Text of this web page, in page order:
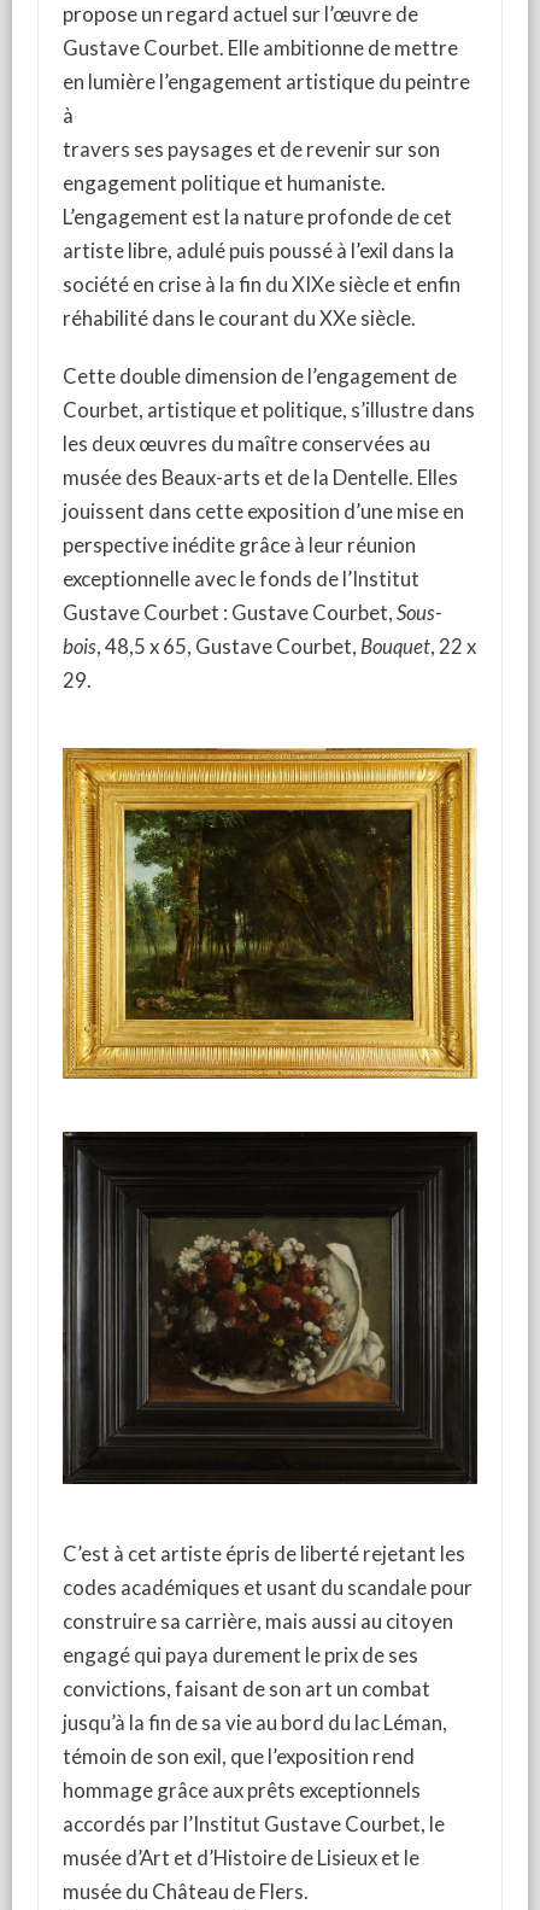
propose un regard actuel sur l’œuvre de
Gustave Courbet. Elle ambitionne de mettre
en lumière l’engagement artistique du peintre
à
travers ses paysages et de revenir sur son
engagement politique et humaniste.
L’engagement est la nature profonde de cet
artiste libre, adulé puis poussé à l’exil dans la
société en crise à la fin du XIXe siècle et enfin
réhabilité dans le courant du XXe siècle.
Cette double dimension de l’engagement de
Courbet, artistique et politique, s’illustre dans
les deux œuvres du maître conservées au
musée des Beaux-arts et de la Dentelle. Elles
jouissent dans cette exposition d’une mise en
perspective inédite grâce à leur réunion
exceptionnelle avec le fonds de l’Institut
Gustave Courbet : Gustave Courbet,Sous-
bois, 48,5 x 65, Gustave Courbet,Bouquet, 22 x
29.
C’est à cet artiste épris de liberté rejetant les
codes académiques et usant du scandale pour
construire sa carrière, mais aussi au citoyen
engagé qui paya durement le prix de ses
convictions, faisant de son art un combat
jusqu’à la fin de sa vie au bord du lac Léman,
témoin de son exil, que l’exposition rend
hommage grâce aux prêts exceptionnels
accordés par l’Institut Gustave Courbet, le
musée d’Art et d’Histoire de Lisieux et le
musée du Château de Flers.